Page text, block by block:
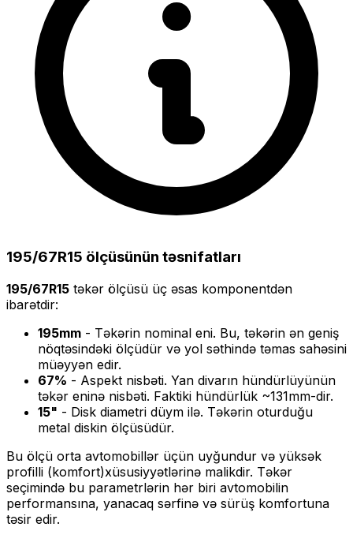
195/67R15 ölçüsünün təsnifatları
195/67R15 təkər ölçüsü üç əsas komponentdən
ibarətdir:
195mm - Təkərin nominal eni. Bu, təkərin ən geniş
nöqtəsindəki ölçüdür və yol səthində təmas sahəsini
müəyyən edir.
67% - Aspekt nisbəti. Yan divarın hündürlüyünün
təkər eninə nisbəti. Faktiki hündürlük ~131mm-dir.
15" - Disk diametri düym ilə. Təkərin oturduğu
metal diskin ölçüsüdür.
Bu ölçü orta avtomobillər üçün uyğundur və yüksək
profilli (komfort)xüsusiyyətlərinə malikdir. Təkər
seçimində bu parametrlərin hər biri avtomobilin
performansına, yanacaq sərfinə və sürüş komfortuna
təsir edir.